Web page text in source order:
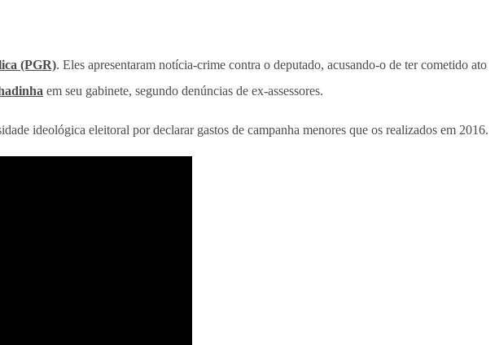
(PGR). Eles apresentaram notícia-crime contra o deputado, acusando-o de ter cometido ato
em seu gabinete, segundo denúncias de ex-assessores.
ideológica eleitoral por declarar gastos de campanha menores que os realizados em 2016.